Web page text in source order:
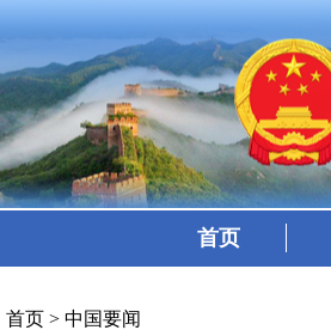
首页
首页 > 中国要闻